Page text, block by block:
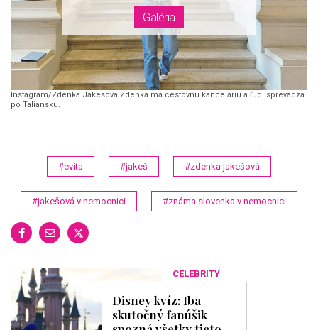
Instagram/Zdenka Jakesova Zdenka má cestovnú kanceláriu a ľudí sprevádza
po Taliansku.
#evita #jakeš #zdenka jakešová
#jakešová v nemocnici #známa slovenka v nemocnici
CELEBRITY
Disney kvíz: Iba
skutočný fanúšik